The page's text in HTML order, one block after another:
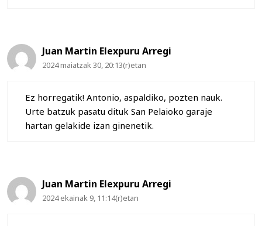
Juan Martin Elexpuru Arregi
2024 maiatzak 30, 20:13(r)etan
Ez horregatik! Antonio, aspaldiko, pozten nauk.
Urte batzuk pasatu dituk San Pelaioko garaje
hartan gelakide izan ginenetik.
Juan Martin Elexpuru Arregi
2024 ekainak 9, 11:14(r)etan